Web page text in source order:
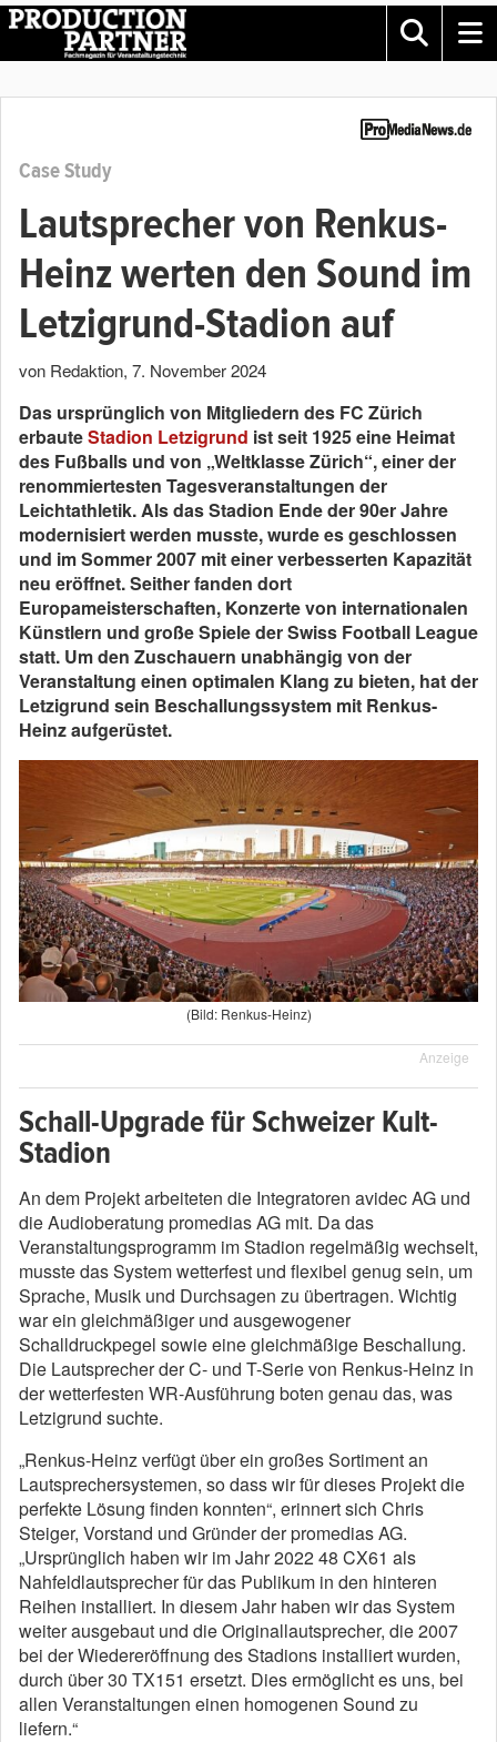
Case Study
Lautsprecher von Renkus-
Heinz werten den Sound im
Letzigrund-Stadion auf
von Redaktion, 7. November 2024
Das ursprünglich von Mitgliedern des FC Zürich
erbauteStadion Letzigrund ist seit 1925 eine Heimat
des Fußballs und von „Weltklasse Zürich“, einer der
renommiertesten Tagesveranstaltungen der
Leichtathletik. Als das Stadion Ende der 90er Jahre
modernisiert werden musste, wurde es geschlossen
und im Sommer 2007 mit einer verbesserten Kapazität
neu eröffnet. Seither fanden dort
Europameisterschaften, Konzerte von internationalen
Künstlern und große Spiele der Swiss Football League
statt. Um den Zuschauern unabhängig von der
Veranstaltung einen optimalen Klang zu bieten, hat der
Letzigrund sein Beschallungssystem mit Renkus-
Heinz aufgerüstet.
(Bild: Renkus-Heinz)
Anzeige
Schall-Upgrade für Schweizer Kult-
Stadion
An dem Projekt arbeiteten die Integratoren avidec AG und
die Audioberatung promedias AG mit. Da das
Veranstaltungsprogramm im Stadion regelmäßig wechselt,
musste das System wetterfest und flexibel genug sein, um
Sprache, Musik und Durchsagen zu übertragen. Wichtig
war ein gleichmäßiger und ausgewogener
Schalldruckpegel sowie eine gleichmäßige Beschallung.
Die Lautsprecher der C- und T-Serie von Renkus-Heinz in
der wetterfesten WR-Ausführung boten genau das, was
Letzigrund suchte.
„Renkus-Heinz verfügt über ein großes Sortiment an
Lautsprechersystemen, so dass wir für dieses Projekt die
perfekte Lösung finden konnten“, erinnert sich Chris
Steiger, Vorstand und Gründer der promedias AG.
„Ursprünglich haben wir im Jahr 2022 48 CX61 als
Nahfeldlautsprecher für das Publikum in den hinteren
Reihen installiert. In diesem Jahr haben wir das System
weiter ausgebaut und die Originallautsprecher, die 2007
bei der Wiedereröffnung des Stadions installiert wurden,
durch über 30 TX151 ersetzt. Dies ermöglicht es uns, bei
allen Veranstaltungen einen homogenen Sound zu
liefern.“